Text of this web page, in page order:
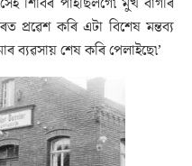
প্ৰৱেশ কৰি এটা বিশেষ মন্তব্য
ব্যৱসায় শেষ কৰি পেলাইছে৷’